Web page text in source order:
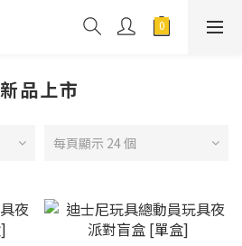
新品上市
每頁顯示 24 個